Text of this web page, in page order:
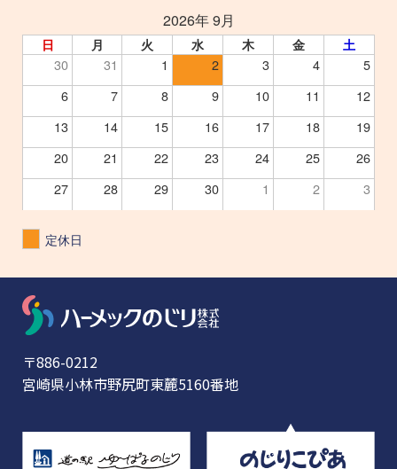
2026年 9月
日 月 火 水 木 金 土
30 31 1 2 3 4
5
6
7 8 9 10 11
12
13
14 15 16 17 18
19
20
21 22 23 24 25
26
27
28 29 30 1 2 3
定休日
〒886-0212
宮崎県小林市野尻町東麓5160番地